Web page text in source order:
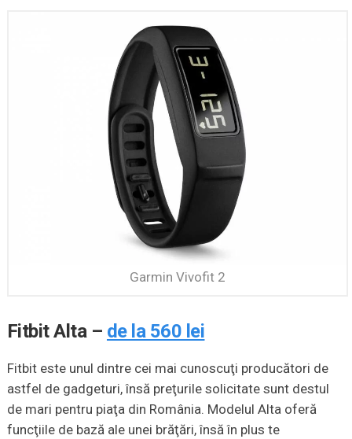
Garmin Vivofit 2
Fitbit Alta – de la 560 lei
Fitbit este unul dintre cei mai cunoscuţi producători de
astfel de gadgeturi, însă preţurile solicitate sunt destul
de mari pentru piaţa din România. Modelul Alta oferă
funcţiile de bază ale unei brăţări, însă în plus te